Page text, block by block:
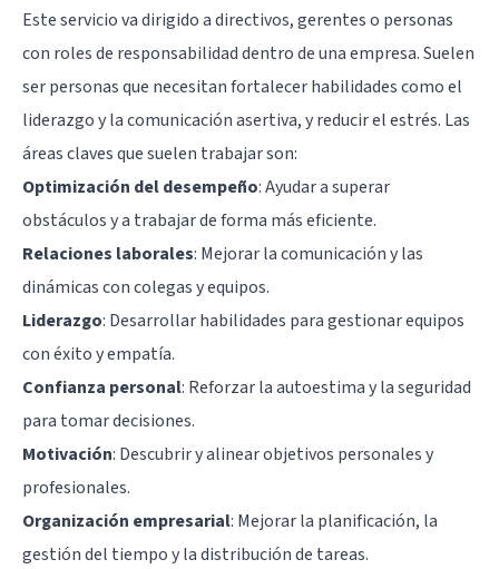
Este servicio va dirigido a directivos, gerentes o personas
con roles de responsabilidad dentro de una empresa. Suelen
ser personas que necesitan fortalecer habilidades como el
liderazgo y la comunicación asertiva, y reducir el estrés. Las
áreas claves que suelen trabajar son:
Optimización del desempeño: Ayudar a superar
obstáculos y a trabajar de forma más eficiente.
Relaciones laborales: Mejorar la comunicación y las
dinámicas con colegas y equipos.
Liderazgo: Desarrollar habilidades para gestionar equipos
con éxito y empatía.
Confianza personal: Reforzar la autoestima y la seguridad
para tomar decisiones.
Motivación: Descubrir y alinear objetivos personales y
profesionales.
Organización empresarial: Mejorar la planificación, la
gestión del tiempo y la distribución de tareas.